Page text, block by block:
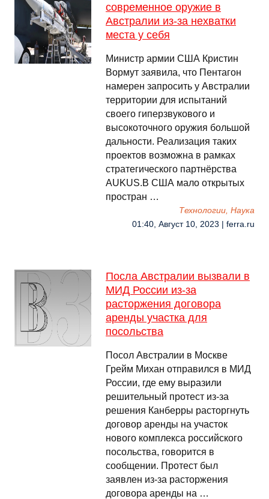
современное оружие в
Австралии из-за нехватки
места у себя
Министр армии США Кристин
Вормут заявила, что Пентагон
намерен запросить у Австралии
территории для испытаний
своего гиперзвукового и
высокоточного оружия большой
дальности. Реализация таких
проектов возможна в рамках
стратегического партнёрства
AUKUS.В США мало открытых
простран …
Технологии, Наука
01:40, Август 10, 2023 | ferra.ru
Посла Австралии вызвали в
МИД России из-за
расторжения договора
аренды участка для
посольства
Посол Австралии в Москве
Грейм Михан отправился в МИД
России, где ему выразили
решительный протест из-за
решения Канберры расторгнуть
договор аренды на участок
нового комплекса российского
посольства, говорится в
сообщении. Протест был
заявлен из-за расторжения
договора аренды на …